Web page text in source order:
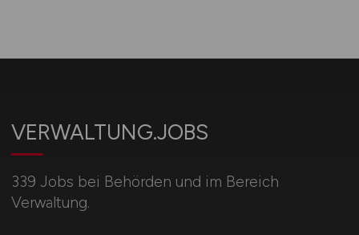
VERWALTUNG.JOBS
339 Jobs bei Behörden und im Bereich
Verwaltung.